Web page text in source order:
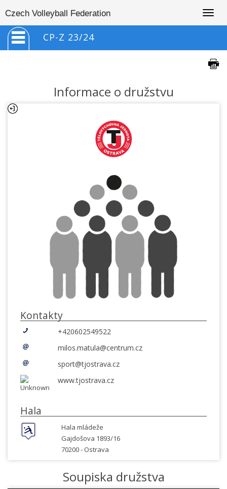
Czech Volleyball Federation
CP-Z 23/24
Informace o družstvu
Kontakty
+420602549522
milos.matula@centrum.cz
sport@tjostrava.cz
www.tjostrava.cz
Hala
Hala mládeže
Gajdošova 1893/16
70200 - Ostrava
Soupiska družstva